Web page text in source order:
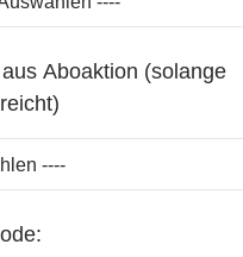
Aboaktion (solange